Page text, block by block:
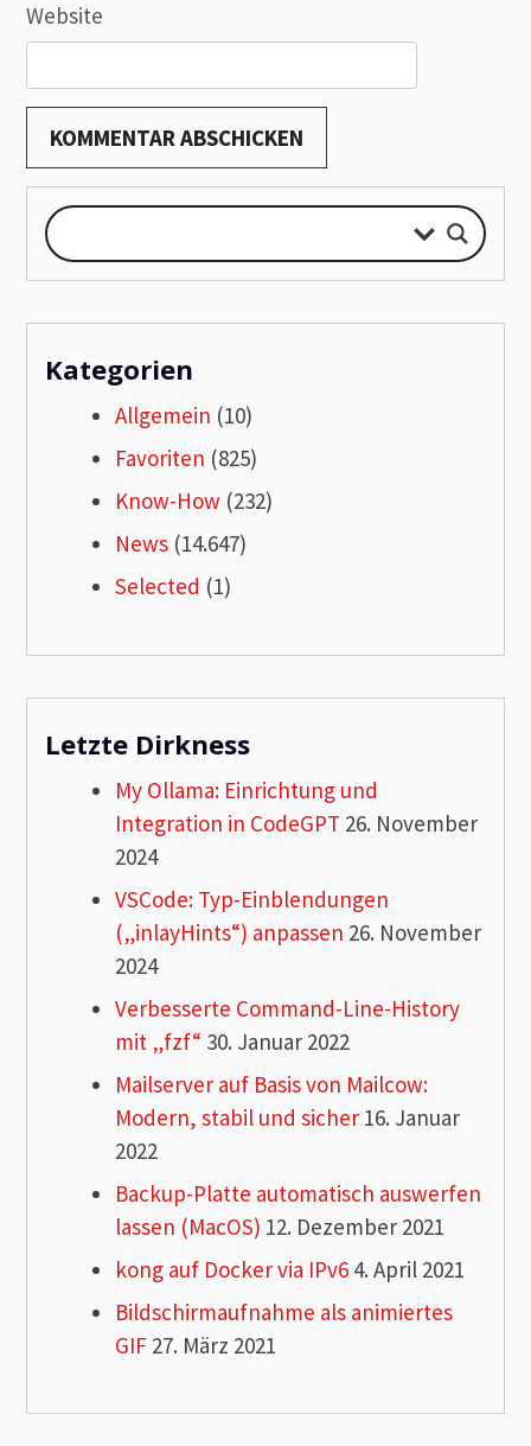
Website
Kategorien
Allgemein (10)
Favoriten (825)
Know-How (232)
News (14.647)
Selected (1)
Letzte Dirkness
My Ollama: Einrichtung und
Integration in CodeGPT 26. November
2024
VSCode: Typ-Einblendungen
(„inlayHints“) anpassen 26. November
2024
Verbesserte Command-Line-History
mit „fzf“ 30. Januar 2022
Mailserver auf Basis von Mailcow:
Modern, stabil und sicher 16. Januar
2022
Backup-Platte automatisch auswerfen
lassen (MacOS) 12. Dezember 2021
kong auf Docker via IPv6 4. April 2021
Bildschirmaufnahme als animiertes
GIF 27. März 2021